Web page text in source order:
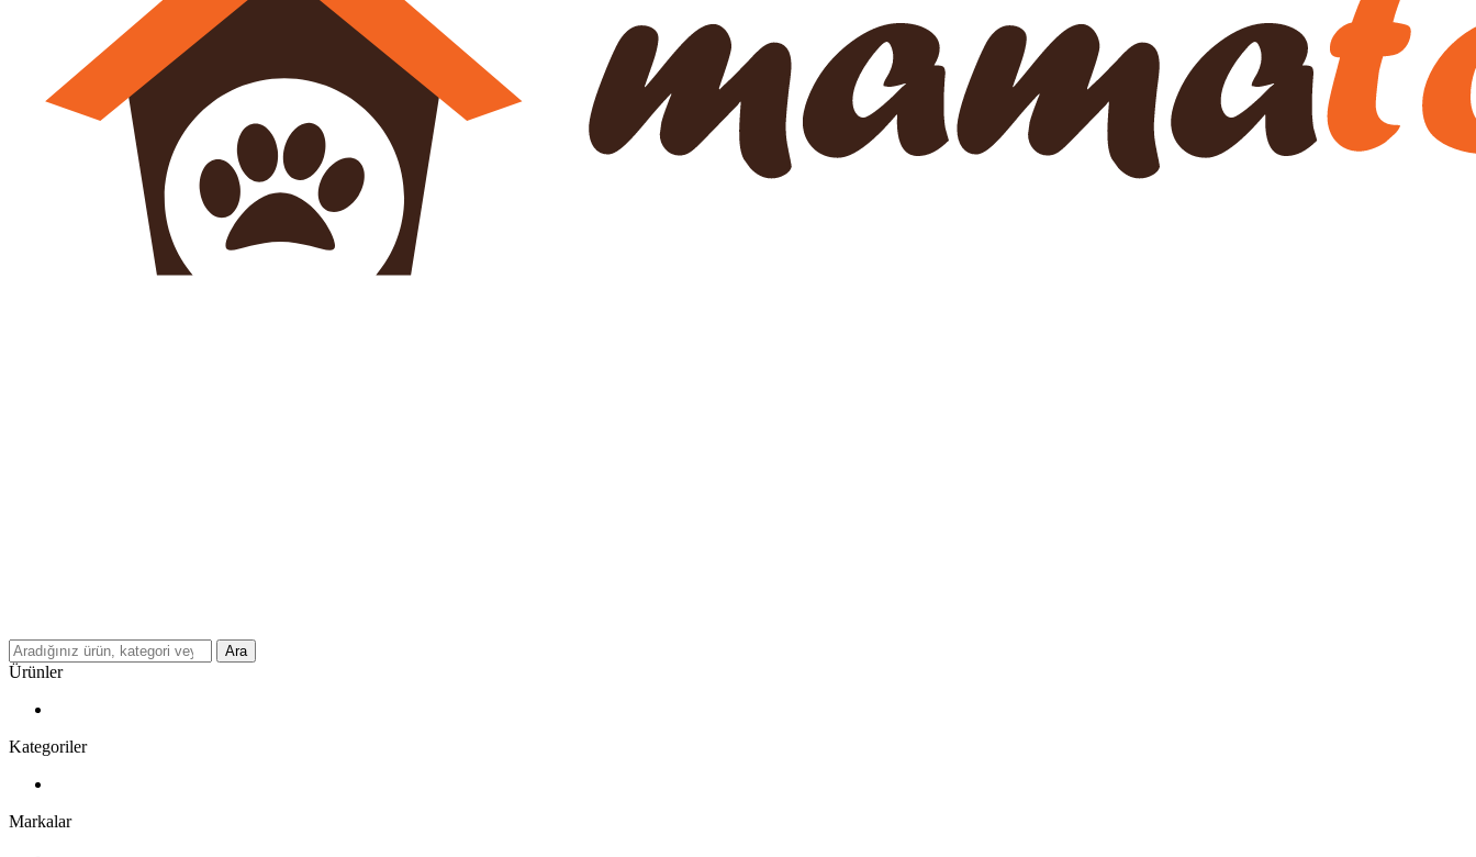
Ara
Ürünler
Kategoriler
Markalar